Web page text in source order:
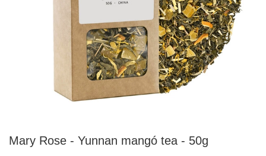
Mary Rose - Yunnan mangó tea - 50g